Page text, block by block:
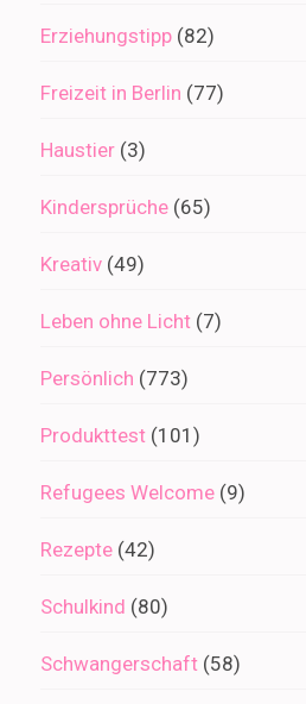
Erziehungstipp (82)
Freizeit in Berlin (77)
Haustier (3)
Kindersprüche (65)
Kreativ (49)
Leben ohne Licht (7)
Persönlich (773)
Produkttest (101)
Refugees Welcome (9)
Rezepte (42)
Schulkind (80)
Schwangerschaft (58)